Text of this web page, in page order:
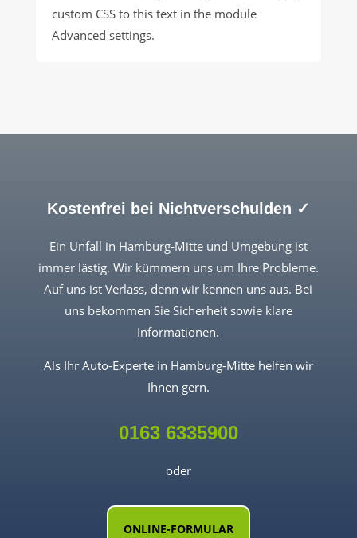
custom CSS to this text in the module
Advanced settings.
Kostenfrei bei Nichtverschulden ✓
Ein Unfall in Hamburg-Mitte und Umgebung ist
immer lästig. Wir kümmern uns um Ihre Probleme.
Auf uns ist Verlass, denn wir kennen uns aus. Bei
uns bekommen Sie Sicherheit sowie klare
Informationen.
Als Ihr Auto-Experte in Hamburg-Mitte helfen wir
Ihnen gern.
0163 6335900
oder
ONLINE-FORMULAR